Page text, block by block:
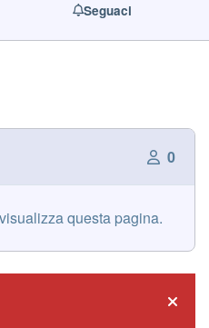
Seguaci
0
questa pagina.
Hide